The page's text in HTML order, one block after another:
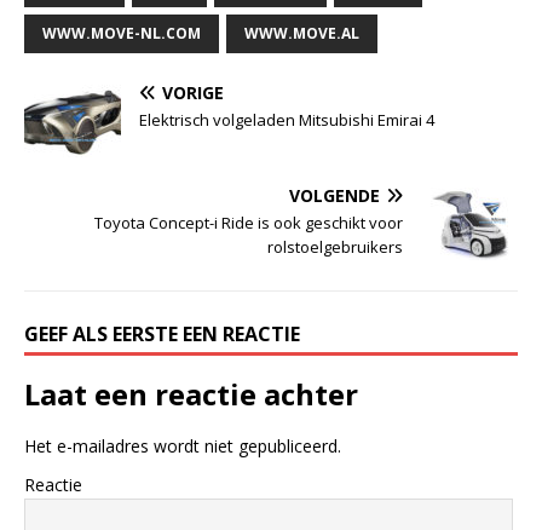
WWW.MOVE-NL.COM WWW.MOVE.AL
VORIGE
Elektrisch volgeladen Mitsubishi Emirai 4
VOLGENDE
Toyota Concept-i Ride is ook geschikt voor
rolstoelgebruikers
GEEF ALS EERSTE EEN REACTIE
Laat een reactie achter
Het e-mailadres wordt niet gepubliceerd.
Reactie